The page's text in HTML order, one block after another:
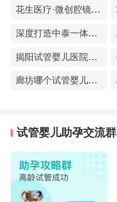
花生医疗·微创腔镜中心
深度打造中泰一体化医疗体系！花生医疗中国专家团赴泰考察交流
揭阳试管婴儿医院排名，附带试管成功率
廊坊哪个试管婴儿医院可以包成功？内附试管费用!
试管婴儿助孕交流群